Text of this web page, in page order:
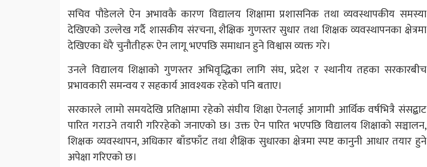
सचिव पौडेलले ऐन अभावकै कारण विद्यालय शिक्षामा प्रशासनिक तथा व्यवस्थापकीय समस्या
देखिएको उल्लेख गर्दै शासकीय संरचना, शैक्षिक गुणस्तर सुधार तथा शिक्षक व्यवस्थापनका क्षेत्रमा
देखिएका धेरै चुनौतीहरू ऐन लागू भएपछि समाधान हुने विश्वास व्यक्त गरे।
उनले विद्यालय शिक्षाको गुणस्तर अभिवृद्धिका लागि संघ, प्रदेश र स्थानीय तहका सरकारबीच
प्रभावकारी समन्वय र सहकार्य आवश्यक रहेको पनि बताए।
सरकारले लामो समयदेखि प्रतिक्षामा रहेको संघीय शिक्षा ऐनलाई आगामी आर्थिक वर्षभित्रै संसद्बाट
पारित गराउने तयारी गरिरहेको जनाएको छ। उक्त ऐन पारित भएपछि विद्यालय शिक्षाको सञ्चालन,
शिक्षक व्यवस्थापन, अधिकार बाँडफाँट तथा शैक्षिक सुधारका क्षेत्रमा स्पष्ट कानुनी आधार तयार हुने
अपेक्षा गरिएको छ।